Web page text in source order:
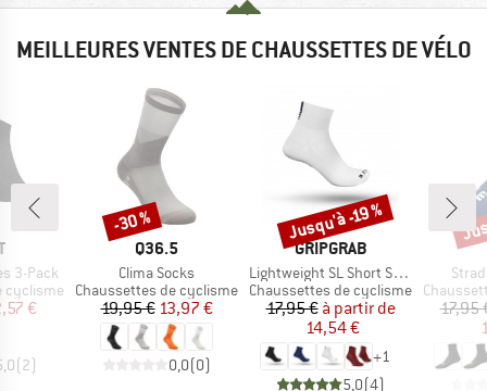
MEILLEURES VENTES DE CHAUSSETTES DE VÉLO
3-Pack
cyclisme
réduit
€
(2)
MARQUE
Q36.5
Article
Clima Socks
Product group
Chaussettes de cyclisme
Prix
19,95 €Prix réduit
13,97 €
0,0(0)
Remise
-30 %
MARQUE
GRIPGRAB
Article
Lightweight SL Short Sock
Product group
Chaussettes de cyclisme
Prix
17,95 € Prix réduit
à partir de
14,54 €
+1
5,0(4)
Remise
Jusqu'à -19 %
Product
17,95